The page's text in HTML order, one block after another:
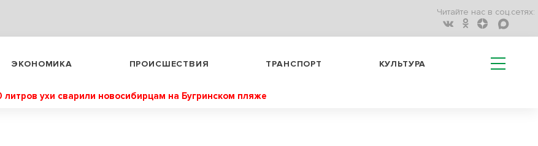
Читайте нас в соц.сетях:
ЭКОНОМИКА ПРОИСШЕСТВИЯ ТРАНСПОРТ КУЛЬТУРА
литров ухи сварили новосибирцам на Бугринском пляже